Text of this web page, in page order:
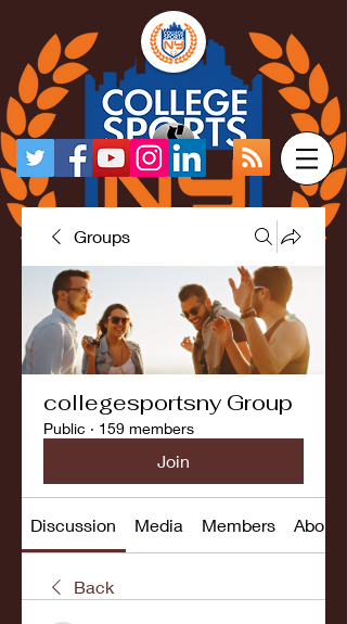
Groups
collegesportsny Group
Public · 159 members
Join
Discussion Media Members About
Back